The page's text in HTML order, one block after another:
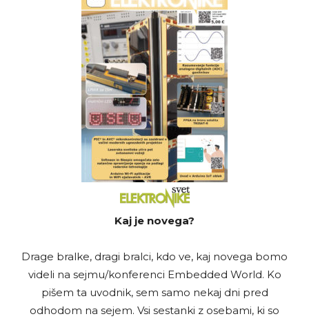
Kaj je novega?
Drage bralke, dragi bralci, kdo ve, kaj novega bomo
videli na sejmu/konferenci Embedded World. Ko
pišem ta uvodnik, sem samo nekaj dni pred
odhodom na sejem. Vsi sestanki z osebami, ki so